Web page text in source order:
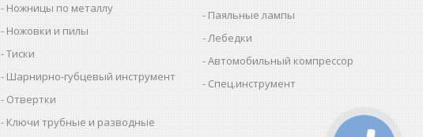
Ножницы по металлу
Ножовки и пилы
Тиски
Шарнирно-губцевый инструмент
Отвертки
Ключи трубные и разводные
Паяльные лампы
Лебедки
Автомобильный компрессор
Спец.инструмент